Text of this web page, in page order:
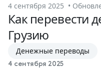
4 сентября 2025 •
Как перевести
Грузию
Денежные переводы
4 сентября 2025